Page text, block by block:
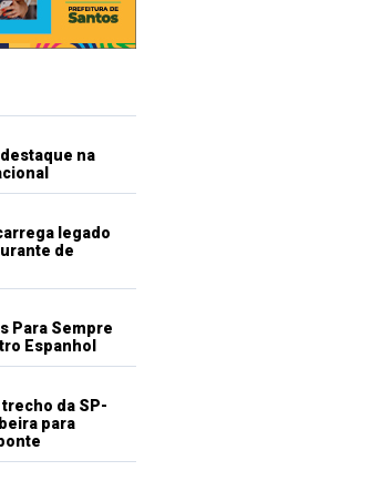
na
legado
de
Para Sempre
Espanhol
da SP-
para